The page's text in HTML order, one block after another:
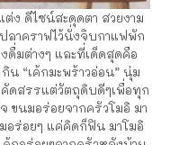
ง ดีไซน์สะดุดตา สวยงาม
ลาคราฟไว้นั่งจิบกาแฟพัก
ดื่มต่างๆ และที่เด็ดสุดคือ
น “เค้กมะพร้าวอ่อน” นุ่ม
คัดสรรแต่วัตถุดิบดีๆเพื่อทุก
ขนมอร่อยจากครัวโมอิ มา
อร่อยๆ แค่คิดก็ฟิน มาโมอิ